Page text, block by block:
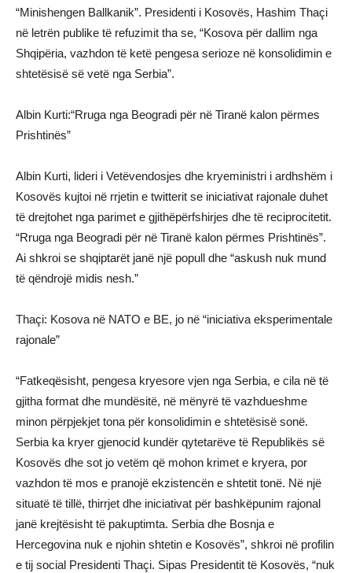
“Minishengen Ballkanik”. Presidenti i Kosovës, Hashim Thaçi
në letrën publike të refuzimit tha se, “Kosova për dallim nga
Shqipëria, vazhdon të ketë pengesa serioze në konsolidimin e
shtetësisë së vetë nga Serbia”.
Albin Kurti:“Rruga nga Beogradi për në Tiranë kalon përmes
Prishtinës”
Albin Kurti, lideri i Vetëvendosjes dhe kryeministri i ardhshëm i
Kosovës kujtoi në rrjetin e twitterit se iniciativat rajonale duhet
të drejtohet nga parimet e gjithëpërfshirjes dhe të reciprocitetit.
“Rruga nga Beogradi për në Tiranë kalon përmes Prishtinës”.
Ai shkroi se shqiptarët janë një popull dhe “askush nuk mund
të qëndrojë midis nesh.”
Thaçi: Kosova në NATO e BE, jo në “iniciativa eksperimentale
rajonale”
“Fatkeqësisht, pengesa kryesore vjen nga Serbia, e cila në të
gjitha format dhe mundësitë, në mënyrë të vazhdueshme
minon përpjekjet tona për konsolidimin e shtetësisë sonë.
Serbia ka kryer gjenocid kundër qytetarëve të Republikës së
Kosovës dhe sot jo vetëm që mohon krimet e kryera, por
vazhdon të mos e pranojë ekzistencën e shtetit tonë. Në një
situatë të tillë, thirrjet dhe iniciativat për bashkëpunim rajonal
janë krejtësisht të pakuptimta. Serbia dhe Bosnja e
Hercegovina nuk e njohin shtetin e Kosovës”, shkroi në profilin
e tij social Presidenti Thaçi. Sipas Presidentit të Kosovës, “nuk